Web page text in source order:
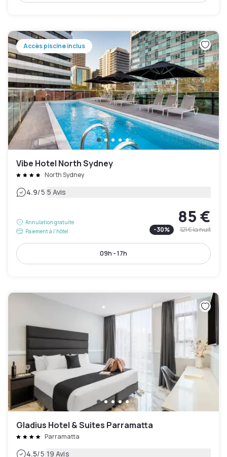
Accès piscine inclus
Vibe Hotel North Sydney
North Sydney
4.9/5|5 Avis
Annulation gratuite
Paiement à l'hôtel
85 €
-30% 121 €la nuit
09h - 17h
Gladius Hotel & Suites Parramatta
Parramatta
4.5/5|19 Avis